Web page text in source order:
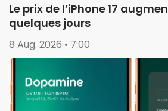
Le prix de l’iPhone 17
quelques jours
8 Aug. 2026 • 7:00